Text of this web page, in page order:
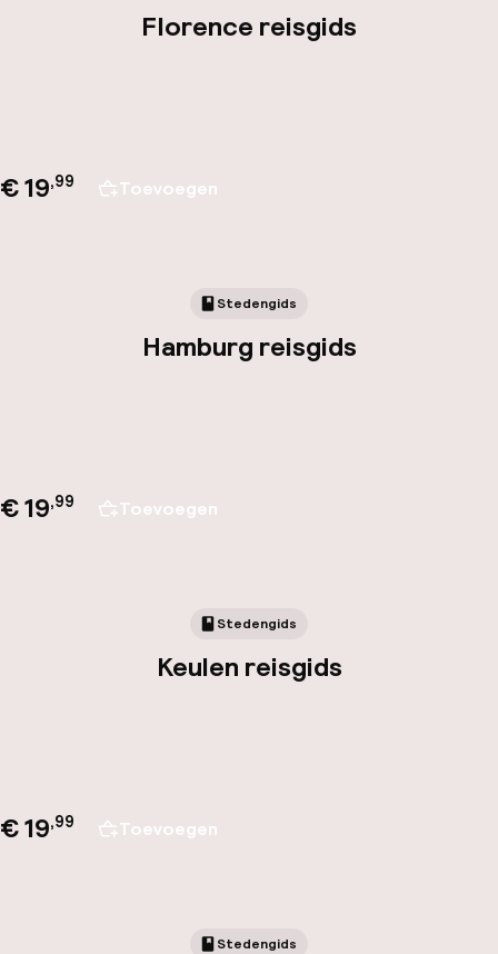
Florence reisgids
€ 19,99 Toevoegen
Stedengids
Hamburg reisgids
€ 19,99 Toevoegen
Stedengids
Keulen reisgids
€ 19,99 Toevoegen
Stedengids